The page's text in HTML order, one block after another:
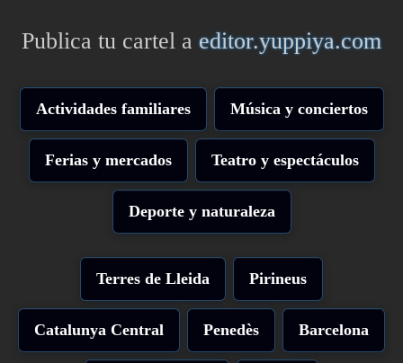
Publica tu cartel aeditor.yuppiya.com
Actividades familiares Música y conciertos
Ferias y mercados Teatro y espectáculos
Deporte y naturaleza
Terres de Lleida Pirineus
Catalunya Central Penedès Barcelona